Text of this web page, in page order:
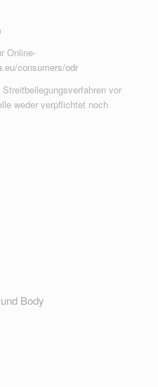
Online-
consumers/odr
vor
weder verpflichtet noch
Body